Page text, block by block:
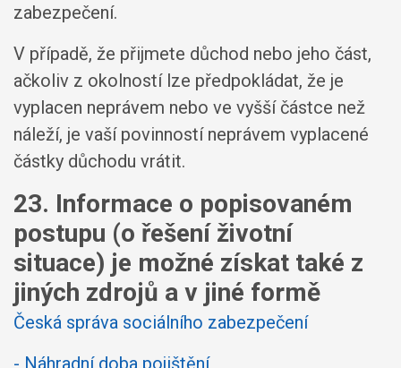
zabezpečení.
V případě, že přijmete důchod nebo jeho část,
ačkoliv z okolností lze předpokládat, že je
vyplacen neprávem nebo ve vyšší částce než
náleží, je vaší povinností neprávem vyplacené
částky důchodu vrátit.
23. Informace o popisovaném
postupu (o řešení životní
situace) je možné získat také z
jiných zdrojů a v jiné formě
Česká správa sociálního zabezpečení
- Náhradní doba pojištění